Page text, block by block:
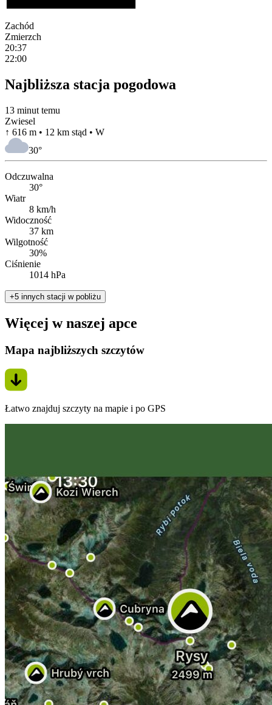
Zachód
Zmierzch
20:37
22:00
Najbliższa stacja pogodowa
13 minut temu
Zwiesel
↑ 616 m • 12 km stąd • W
30°
Odczuwalna
30°
Wiatr
8 km/h
Widoczność
37 km
Wilgotność
30%
Ciśnienie
1014 hPa
+5 innych stacji w pobliżu
Więcej w naszej apce
Mapa najbliższych szczytów
Łatwo znajduj szczyty na mapie i po GPS